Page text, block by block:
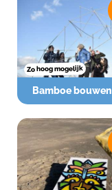
Zo hoog mogelijk
Bamboe bouwen